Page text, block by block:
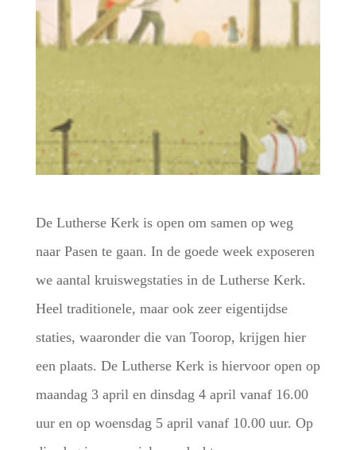
De Lutherse Kerk is open om samen op weg
naar Pasen te gaan. In de goede week exposeren
we aantal kruiswegstaties in de Lutherse Kerk.
Heel traditionele, maar ook zeer eigentijdse
staties, waaronder die van Toorop, krijgen hier
een plaats. De Lutherse Kerk is hiervoor open op
maandag 3 april en dinsdag 4 april vanaf 16.00
uur en op woensdag 5 april vanaf 10.00 uur. Op